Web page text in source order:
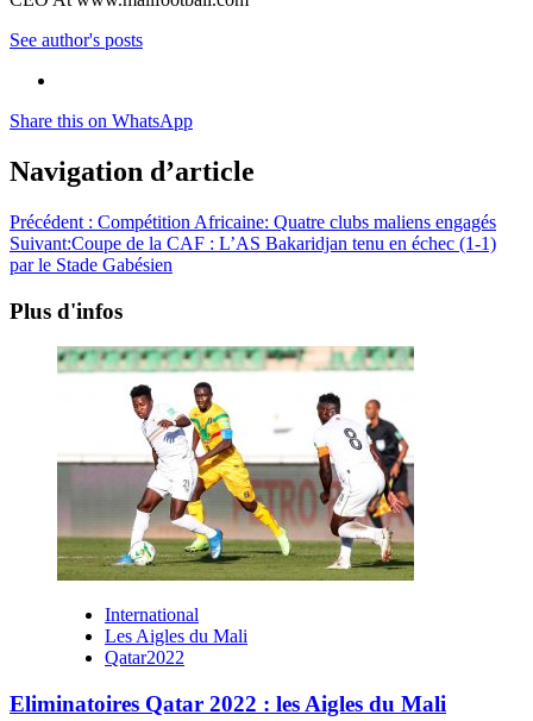
See author's posts
Share this on WhatsApp
Navigation d’article
Précédent : Compétition Africaine: Quatre clubs maliens engagés
Suivant:Coupe de la CAF : L’AS Bakaridjan tenu en échec (1-1)
par le Stade Gabésien
Plus d'infos
International
Les Aigles du Mali
Qatar2022
Eliminatoires Qatar 2022 : les Aigles du Mali